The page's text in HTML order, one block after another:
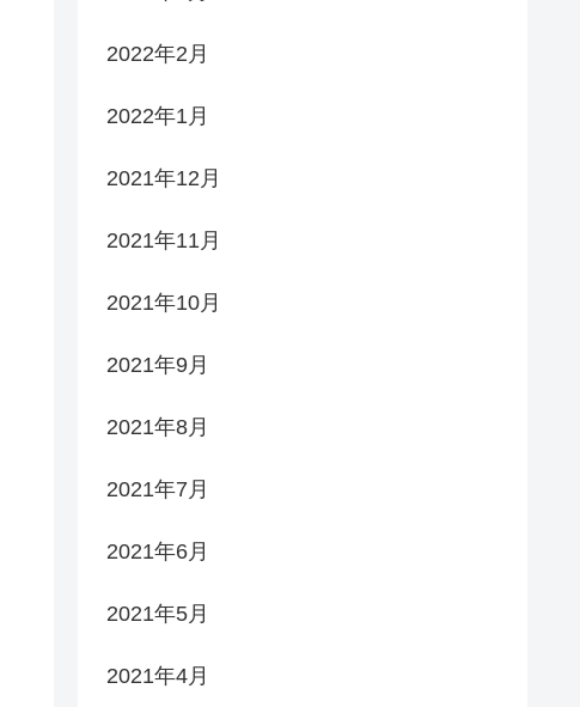
2022年2月
2022年1月
2021年12月
2021年11月
2021年10月
2021年9月
2021年8月
2021年7月
2021年6月
2021年5月
2021年4月